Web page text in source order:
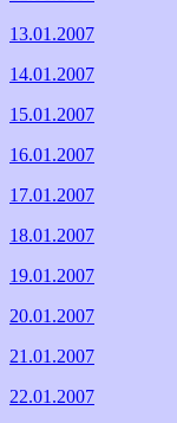
13.01.2007
14.01.2007
15.01.2007
16.01.2007
17.01.2007
18.01.2007
19.01.2007
20.01.2007
21.01.2007
22.01.2007